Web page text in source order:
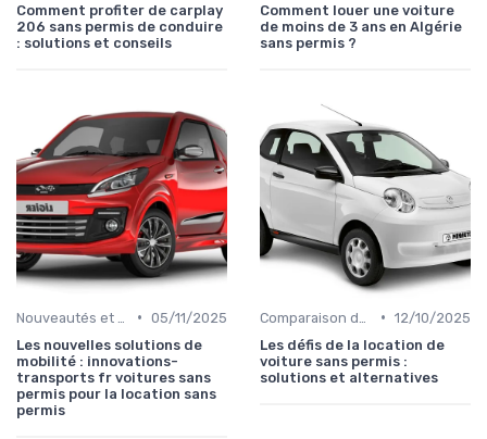
Comment profiter de carplay
206 sans permis de conduire
: solutions et conseils
Comment louer une voiture
de moins de 3 ans en Algérie
sans permis ?
• 05/11/2025
Les nouvelles solutions de
mobilité : innovations-
transports fr voitures sans
permis pour la location sans
permis
• 12/10/2025
Les défis de la location de
voiture sans permis :
solutions et alternatives